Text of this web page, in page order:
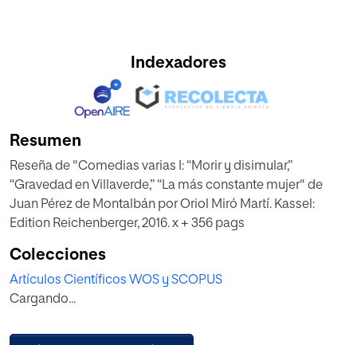
Indexadores
Resumen
Reseña de "Comedias varias I: “Morir y disimular,”
“Gravedad en Villaverde,” “La más constante mujer" de
Juan Pérez de Montalbán por Oriol Miró Martí. Kassel:
Edition Reichenberger, 2016. x + 356 pags
Colecciones
Artículos Científicos WOS y SCOPUS
Cargando...